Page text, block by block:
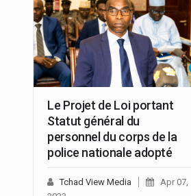
Le Projet de Loi portant
Statut général du
personnel du corps de la
police nationale adopté
Tchad View Media
Apr 07,